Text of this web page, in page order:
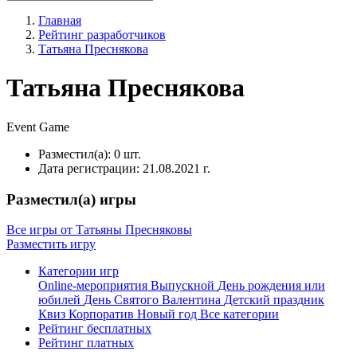
Главная
Рейтинг разработчиков
Татьяна Преснякова
Татьяна Преснякова
Event Game
Разместил(а): 0 шт.
Дата регистрации: 21.08.2021 г.
Разместил(а) игры
Все игры от Татьяны Пресняковы
Разместить игру
Категории игр
Online-мероприятия Выпускной День рождения или
юбилей День Святого Валентина Детский праздник
Квиз Корпоратив Новый год Все категории
Рейтинг бесплатных
Рейтинг платных